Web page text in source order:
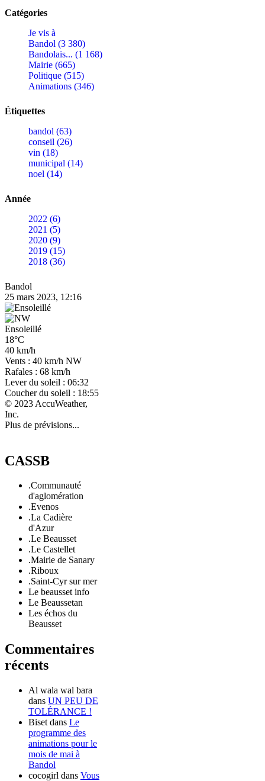
Catégories
Je vis à
Bandol (3 380)
Bandolais... (1 168)
Mairie (665)
Politique (515)
Animations (346)
Étiquettes
bandol (63)
conseil (26)
vin (18)
municipal (14)
noel (14)
Année
2022 (6)
2021 (5)
2020 (9)
2019 (15)
2018 (36)
Bandol
25 mars 2023, 12:16
Ensoleillé
18°C
40 km/h
Vents : 40 km/h NW
Rafales : 68 km/h
Lever du soleil : 06:32
Coucher du soleil : 18:55
© 2023 AccuWeather,
Inc.
Plus de prévisions...
CASSB
.Communauté
d'aglomération
.Evenos
.La Cadière
d'Azur
.Le Beausset
.Le Castellet
.Mairie de Sanary
.Riboux
.Saint-Cyr sur mer
Le beausset info
Le Beaussetan
Les échos du
Beausset
Commentaires
récents
Al wala wal bara
dans UN PEU DE
TOLÉRANCE !
Biset dans Le
programme des
animations pour le
mois de mai à
Bandol
cocogirl dans Vous